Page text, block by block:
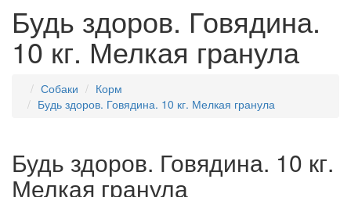
Будь здоров. Говядина.
10 кг. Мелкая гранула
Собаки
Корм
Будь здоров. Говядина. 10 кг. Мелкая гранула
Будь здоров. Говядина. 10 кг.
Мелкая гранула